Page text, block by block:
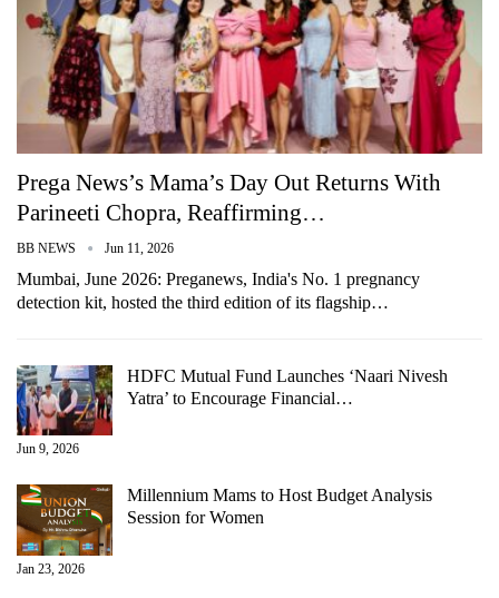
Prega News’s Mama’s Day Out Returns With
Parineeti Chopra, Reaffirming…
BB NEWS Jun 11, 2026
Mumbai, June 2026: Preganews, India's No. 1 pregnancy
detection kit, hosted the third edition of its flagship…
HDFC Mutual Fund Launches ‘Naari Nivesh
Yatra’ to Encourage Financial…
Jun 9, 2026
Millennium Mams to Host Budget Analysis
Session for Women
Jan 23, 2026